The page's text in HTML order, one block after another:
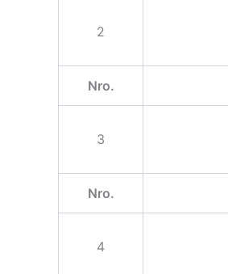
2
Nro.
3
Nro.
4